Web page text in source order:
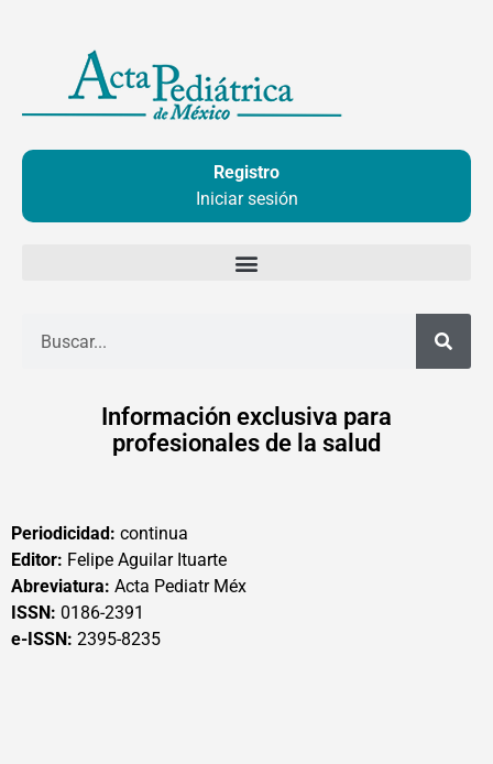
contenido
Registro
Iniciar sesión
Información exclusiva para
profesionales de la salud
Periodicidad: continua
Editor: Felipe Aguilar Ituarte
Abreviatura: Acta Pediatr Méx
ISSN: 0186-2391
e-ISSN: 2395-8235